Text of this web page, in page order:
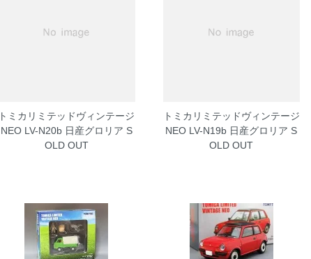
トミカリミテッドヴィンテージ
NEO LV-N20b 日産グロリア S
OLD OUT
トミカリミテッドヴィンテージ
NEO LV-N19b 日産グロリア S
OLD OUT